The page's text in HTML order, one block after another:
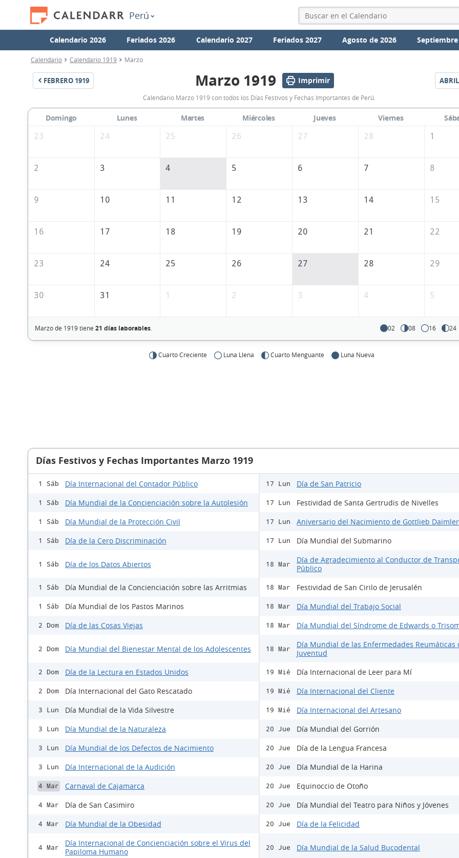
Perú
Calendario 2026 Feriados 2026 Calendario 2027 Feriados 2027 Agosto de 2026
Calendario Calendario 1919 Marzo
FEBRERO 1919
Calendario
Marzo
1919
Marzo 1919 Imprimir ABRIL
Calendario Marzo 1919 con todos los Días Festivos y Fechas Importantes de Perú.
Domingo Lunes Martes Miércoles Jueves Viernes
23
24 25 26 27 28 1
2 3 4 5 6 7 8
9 10 11 12 13 14 15
16 17 18 19 20 21 22
23 24 25 26 27 28 29
30 31 1 2 3 4 5
Marzo de 1919 tiene 21 días laborables. 02 08 16 24
Cuarto Creciente Luna Llena Cuarto Menguante Luna Nueva
Días Festivos y Fechas Importantes Marzo 1919
1 Sáb Día Internacional del Contador Público
1 Sáb Día Mundial de la Concienciación sobre la Autolesión
1 Sáb Día Mundial de la Protección Civil
1 Sáb Día de la Cero Discriminación
1 Sáb Día de los Datos Abiertos
1 Sáb Día Mundial de la Concienciación sobre las Arritmias
1 Sáb Día Mundial de los Pastos Marinos
2 Dom Día de las Cosas Viejas
2 Dom Día Mundial del Bienestar Mental de los Adolescentes
2 Dom Día de la Lectura en Estados Unidos
2 Dom Día Internacional del Gato Rescatado
3 Lun Día Mundial de la Vida Silvestre
3 Lun Día Mundial de la Naturaleza
3 Lun Día Mundial de los Defectos de Nacimiento
3 Lun Día Internacional de la Audición
4 Mar Carnaval de Cajamarca
4 Mar Día de San Casimiro
4 Mar Día Mundial de la Obesidad
4 Mar
Día Internacional de Concienciación sobre el Virus del
Papiloma Humano
17 Lun Día de San Patricio
17 Lun Festividad de Santa Gertrudis de Nivelles
17 Lun Aniversario del Nacimiento de Gottlieb Daimler
17 Lun Día Mundial del Submarino
18 Mar
Día de Agradecimiento al Conductor de
Público
18 Mar Festividad de San Cirilo de Jerusalén
18 Mar Día Mundial del Trabajo Social
18 Mar Día Mundial del Síndrome de Edwards o
18 Mar
Día Mundial de las Enfermedades Reumáticas
Juventud
19 Mié Día Internacional de Leer para Mí
19 Mié Día Internacional del Cliente
19 Mié Día Internacional del Artesano
20 Jue Día Mundial del Gorrión
20 Jue Día de la Lengua Francesa
20 Jue Día Mundial de la Harina
20 Jue Equinoccio de Otoño
20 Jue Día Mundial del Teatro para Niños y Jóvenes
20 Jue Día de la Felicidad
20 Jue Día Mundial de la Salud Bucodental